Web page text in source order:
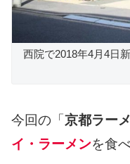
西院で2018年4月4日
今回の「 京都ラー
イ・ラーメンを食